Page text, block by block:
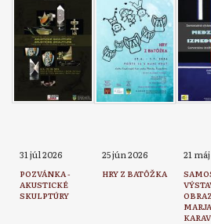
31 júl 2026
POZVÁNKA -
AKUSTICKÉ
SKULPTÚRY
25 jún 2026
HRY Z BATÔŽKA
21